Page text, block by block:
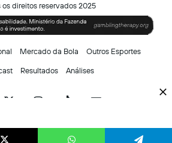
os direitos reservados 2025
Mercado da Bola Outros Esportes
Resultados Análises
InstagramTikTokSiga-
nos